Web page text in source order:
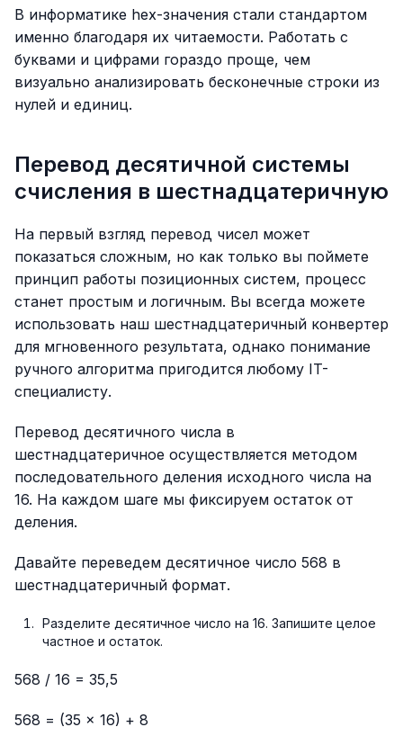
В информатике hex-значения стали стандартом
именно благодаря их читаемости. Работать с
буквами и цифрами гораздо проще, чем
визуально анализировать бесконечные строки из
нулей и единиц.
Перевод десятичной системы
счисления в шестнадцатеричную
На первый взгляд перевод чисел может
показаться сложным, но как только вы поймете
принцип работы позиционных систем, процесс
станет простым и логичным. Вы всегда можете
использовать наш шестнадцатеричный конвертер
для мгновенного результата, однако понимание
ручного алгоритма пригодится любому IT-
специалисту.
Перевод десятичного числа в
шестнадцатеричное осуществляется методом
последовательного деления исходного числа на
16. На каждом шаге мы фиксируем остаток от
деления.
Давайте переведем десятичное число 568 в
шестнадцатеричный формат.
Разделите десятичное число на 16. Запишите целое
частное и остаток.
568 / 16 = 35,5
568 = (35 × 16) + 8